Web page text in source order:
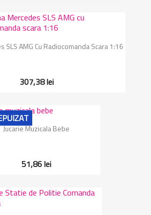
SLS AMG Cu Radiocomanda Scara 1:16
307,38 lei
Jucarie Muzicala Bebe
51,86 lei